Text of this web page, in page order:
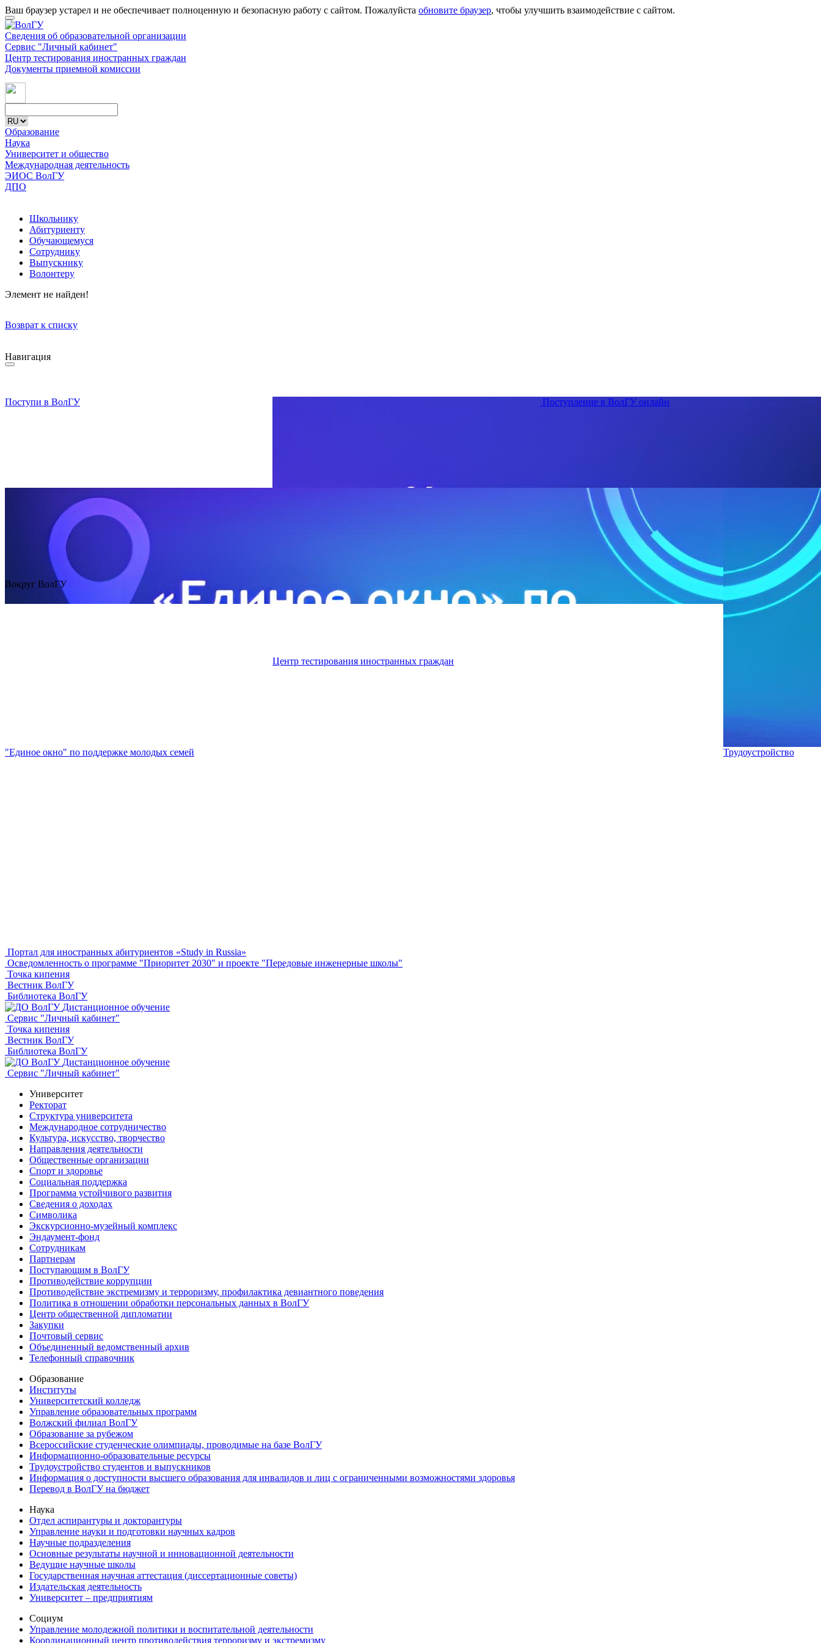
Ваш браузер устарел и не обеспечивает полноценную и безопасную работу с сайтом. Пожалуйста обновите браузер, чтобы улучшить взаимодействие с сайтом.
Сведения об образовательной организации
Сервис "Личный кабинет"
Центр тестирования иностранных граждан
Документы приемной комиссии
Образование
Наука
Университет и общество
Международная деятельность
ЭИОС ВолГУ
ДПО
Школьнику
Абитуриенту
Обучающемуся
Сотруднику
Выпускнику
Волонтеру
Элемент не найден!
Возврат к списку
Навигация
Поступи в ВолГУ
Центр тестирования иностранных граждан
Поступление в ВолГУ онлайн
"Единое окно" по поддержке молодых семей Трудоустройство
Вокруг ВолГУ
Портал для иностранных абитуриентов «Study in Russia»
Осведомленность о программе "Приоритет 2030" и проекте "Передовые инженерные школы"
Точка кипения
Вестник ВолГУ
Библиотека ВолГУ
Дистанционное обучение
Сервис "Личный кабинет"
Точка кипения
Вестник ВолГУ
Библиотека ВолГУ
Дистанционное обучение
Сервис "Личный кабинет"
Университет
Ректорат
Структура университета
Международное сотрудничество
Культура, искусство, творчество
Направления деятельности
Общественные организации
Спорт и здоровье
Социальная поддержка
Программа устойчивого развития
Сведения о доходах
Символика
Экскурсионно-музейный комплекс
Эндаумент-фонд
Сотрудникам
Партнерам
Поступающим в ВолГУ
Противодействие коррупции
Противодействие экстремизму и терроризму, профилактика девиантного поведения
Политика в отношении обработки персональных данных в ВолГУ
Центр общественной дипломатии
Закупки
Почтовый сервис
Объединенный ведомственный архив
Телефонный справочник
Образование
Институты
Университетский колледж
Управление образовательных программ
Волжский филиал ВолГУ
Образование за рубежом
Всероссийские студенческие олимпиады, проводимые на базе ВолГУ
Информационно-образовательные ресурсы
Трудоустройство студентов и выпускников
Информация о доступности высшего образования для инвалидов и лиц с ограниченными возможностями здоровья
Перевод в ВолГУ на бюджет
Наука
Отдел аспирантуры и докторантуры
Управление науки и подготовки научных кадров
Научные подразделения
Основные результаты научной и инновационной деятельности
Ведущие научные школы
Государственная научная аттестация (диссертационные советы)
Издательская деятельность
Университет – предприятиям
Социум
Управление молодежной политики и воспитательной деятельности
Координационный центр противодействия терроризму и экстремизму